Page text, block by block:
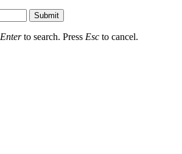
Submit
Enterto search. Press Esc to cancel.